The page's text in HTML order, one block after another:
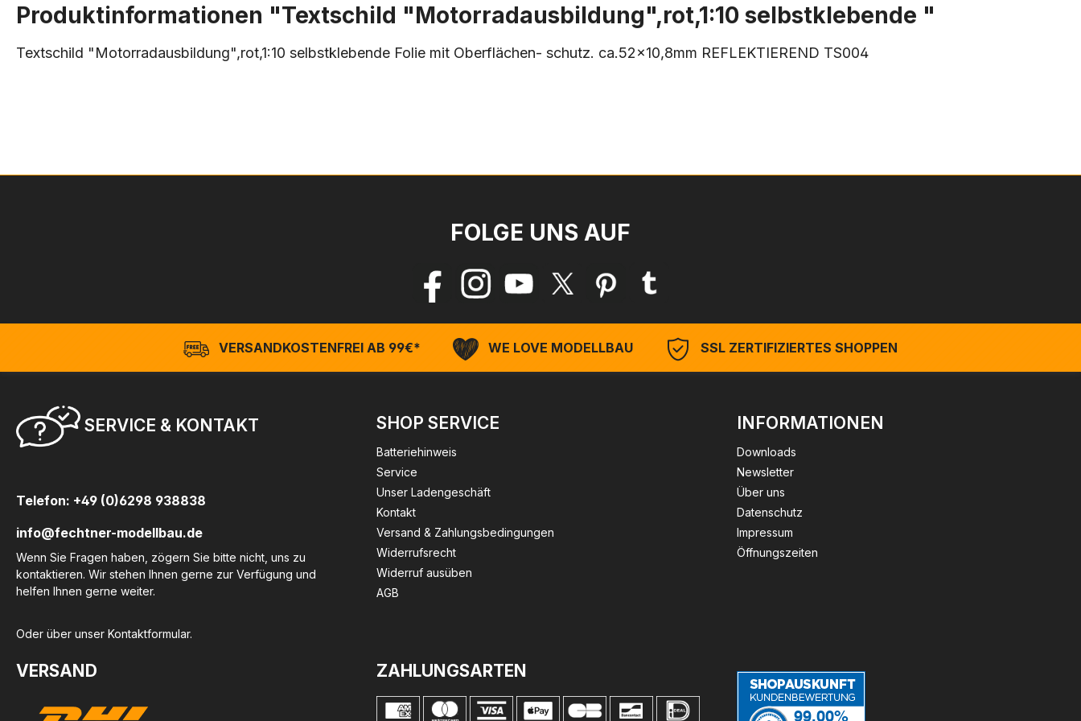
Produktinformationen "Textschild "Motorradausbildung",rot,1:10 selbstklebende "
Textschild "Motorradausbildung",rot,1:10 selbstklebende Folie mit Oberflächen- schutz. ca.52x10,8mm REFLEKTIEREND TS004
FOLGE UNS AUF
VERSANDKOSTENFREI AB 99€* WE LOVE MODELLBAU SSL ZERTIFIZIERTES SHOPPEN
SERVICE & KONTAKT
Telefon: +49 (0)6298 938838
info@fechtner-modellbau.de
Wenn Sie Fragen haben, zögern Sie bitte nicht, uns zu
kontaktieren. Wir stehen Ihnen gerne zur Verfügung und
helfen Ihnen gerne weiter.
Oder über unser Kontaktformular.
SHOP SERVICE
Batteriehinweis
Service
Unser Ladengeschäft
Kontakt
Versand & Zahlungsbedingungen
Widerrufsrecht
Widerruf ausüben
AGB
INFORMATIONEN
Downloads
Newsletter
Über uns
Datenschutz
Impressum
Öffnungszeiten
VERSAND ZAHLUNGSARTEN